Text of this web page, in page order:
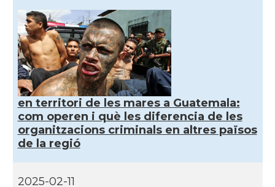
en territori de les mares a Guatemala:
com operen i què les diferencia de les
organitzacions criminals en altres països
de la regió
2025-02-11